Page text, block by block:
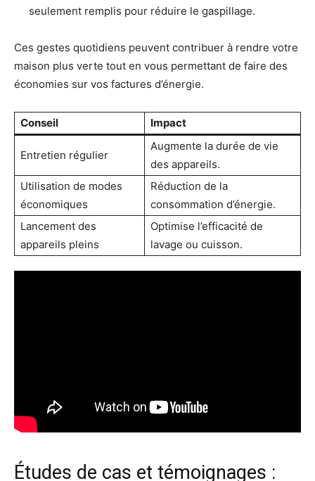
seulement remplis pour réduire le gaspillage.
Ces gestes quotidiens peuvent contribuer à rendre votre
maison plus verte tout en vous permettant de faire des
économies sur vos factures d’énergie.
Conseil Impact
Entretien régulier
Augmente la durée de vie
des appareils.
Utilisation de modes
économiques
Réduction de la
consommation d’énergie.
Lancement des
appareils pleins
Optimise l’efficacité de
lavage ou cuisson.
Études de cas et témoignages :